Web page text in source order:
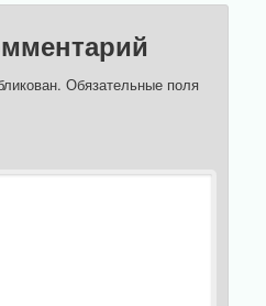
Обязательные поля